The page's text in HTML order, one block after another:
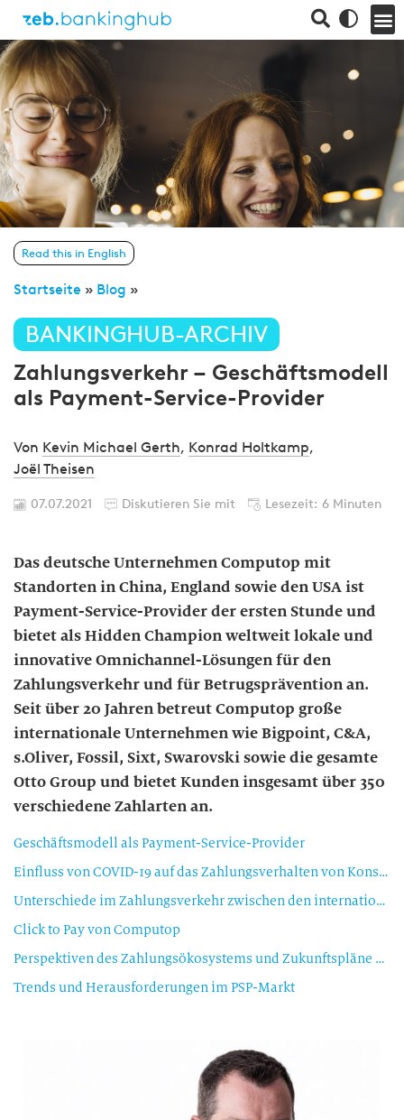
Read this in English
Startseite » Blog »
BANKINGHUB-ARCHIV
Zahlungsverkehr – Geschäftsmodell
als Payment-Service-Provider
Von Kevin Michael Gerth, Konrad Holtkamp,
Joël Theisen
07.07.2021 Diskutieren Sie mit Lesezeit: 6 Minuten
Das deutsche Unternehmen Computop mit
Standorten in China, England sowie den USA ist
Payment-Service-Provider der ersten Stunde und
bietet als Hidden Champion weltweit lokale und
innovative Omnichannel-Lösungen für den
Zahlungsverkehr und für Betrugsprävention an.
Seit über 20 Jahren betreut Computop große
internationale Unternehmen wie Bigpoint, C&A,
s.Oliver, Fossil, Sixt, Swarovski sowie die gesamte
Otto Group und bietet Kunden insgesamt über 350
verschiedene Zahlarten an.
Geschäftsmodell als Payment-Service-Provider
Einfluss von COVID-19 auf das Zahlungsverhalten von Konsumentinnen und Konsumenten
Unterschiede im Zahlungsverkehr zwischen den internationalen Märkten
Click to Pay von Computop
Perspektiven des Zahlungsökosystems und Zukunftspläne von Computop
Trends und Herausforderungen im PSP-Markt